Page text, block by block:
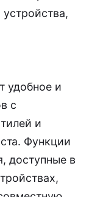
удобное и
с
и
Функции
доступные в